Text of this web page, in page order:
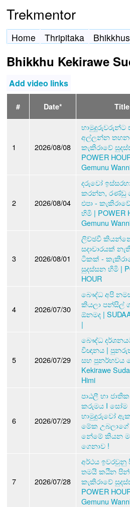
Trekmentor
Home Thripitaka Bhikkhus
Bhikkhu Kekirawe
Add video links
# Date* Title
1 2026/08/08
හාමුදුරුවරුන්ට
අල්ලන්න
කැකිරාවේ
POWER
Gemunu
2 2026/08/04
දරුවෝ
කරන්න, රණ්ඩු
එපා -
හිමි | POWER
Gemunu
3 2026/08/01
ලිච්ඡවී
සදාචාරයක්
ටිකක් -
සුදස්සන හිමි |
HOUR
4 2026/07/30
බෞද්ධ අපි
කියලා පන්සිල්
ඕනමද |
|
5 2026/07/29
බෞද්ධ
විඥානය |
සහ පුනර්භවය
Kekirawe
Himi
6 2026/07/29
පාඨලී හා
කරුමය I සෝම
හාමුදුරුවෝ
මේක උබලාගේ
නේමේ කියන
ගෙනාව !
7 2026/07/28
අර්ථය ඉවරවුනු
තමයි කඨින
කැකිරාවේ
POWER
Gemunu